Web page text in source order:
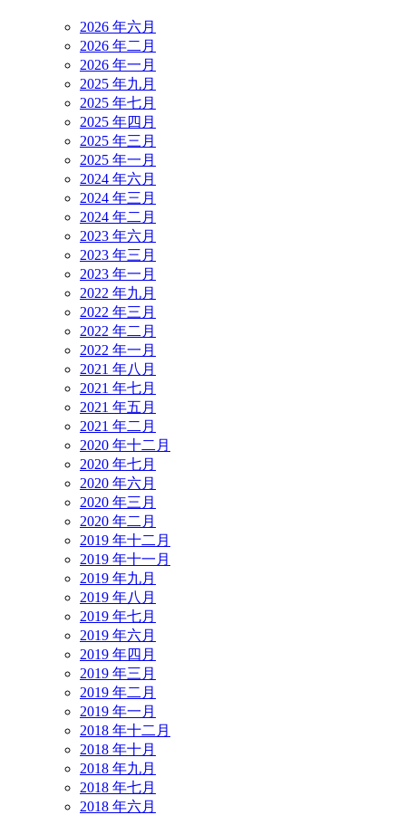
2026 年六月
2026 年二月
2026 年一月
2025 年九月
2025 年七月
2025 年四月
2025 年三月
2025 年一月
2024 年六月
2024 年三月
2024 年二月
2023 年六月
2023 年三月
2023 年一月
2022 年九月
2022 年三月
2022 年二月
2022 年一月
2021 年八月
2021 年七月
2021 年五月
2021 年二月
2020 年十二月
2020 年七月
2020 年六月
2020 年三月
2020 年二月
2019 年十二月
2019 年十一月
2019 年九月
2019 年八月
2019 年七月
2019 年六月
2019 年四月
2019 年三月
2019 年二月
2019 年一月
2018 年十二月
2018 年十月
2018 年九月
2018 年七月
2018 年六月